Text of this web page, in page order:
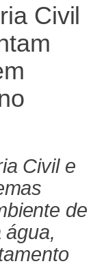
Civil
Civil e
de